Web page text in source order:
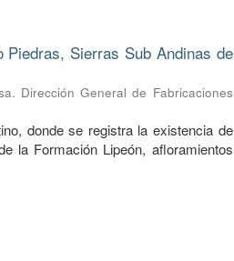
Sierras Sub Andinas de
Dirección General de Fabricaciones
donde se registra la existencia de
la Formación Lipeón, afloramientos